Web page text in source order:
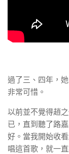
過了三、四年，
非常可惜。
以前並不覺得趙
已，直到聽了路
好。當我開始收
唱這首歌，就一